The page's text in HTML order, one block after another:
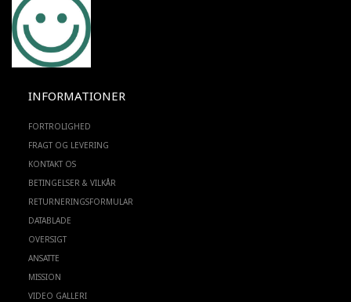
INFORMATIONER
FORTROLIGHED
FRAGT OG LEVERING
KONTAKT OS
BETINGELSER & VILKÅR
RETURNERINGSFORMULAR
DATABLADE
OVERSIGT
ANSATTE
MISSION
VIDEO GALLERI